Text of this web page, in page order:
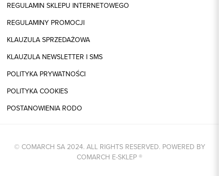
REGULAMIN SKLEPU INTERNETOWEGO
REGULAMINY PROMOCJI
KLAUZULA SPRZEDAŻOWA
KLAUZULA NEWSLETTER I SMS
POLITYKA PRYWATNOŚCI
POLITYKA COOKIES
POSTANOWIENIA RODO
© COMARCH SA 2024. ALL RIGHTS RESERVED. POWERED BY
COMARCH E-SKLEP®